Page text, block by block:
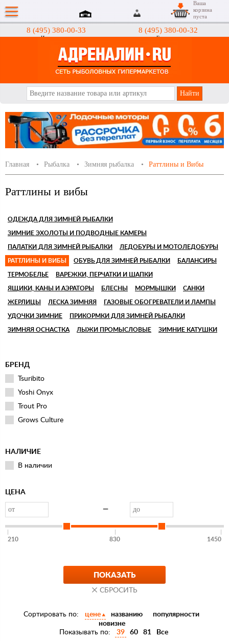
8 (495) 380-00-33
Интернет-магазин
8 (495) 380-00-32
Гипермаркеты
Ваша
корзина
пуста
Главная Рыбалка Зимняя рыбалка Раттлины и Вибы
Раттлины и вибы
ОДЕЖДА ДЛЯ ЗИМНЕЙ РЫБАЛКИ
ЗИМНИЕ ЭХОЛОТЫ И ПОДВОДНЫЕ КАМЕРЫ
ПАЛАТКИ ДЛЯ ЗИМНЕЙ РЫБАЛКИ ЛЕДОБУРЫ И МОТОЛЕДОБУРЫ
РАТТЛИНЫ И ВИБЫ ОБУВЬ ДЛЯ ЗИМНЕЙ РЫБАЛКИ БАЛАНСИРЫ
ТЕРМОБЕЛЬЕ ВАРЕЖКИ, ПЕРЧАТКИ И ШАПКИ
ЯЩИКИ, КАНЫ И АЭРАТОРЫ БЛЕСНЫ МОРМЫШКИ САНКИ
ЖЕРЛИЦЫ ЛЕСКА ЗИМНЯЯ ГАЗОВЫЕ ОБОГРЕВАТЕЛИ И ЛАМПЫ
УДОЧКИ ЗИМНИЕ ПРИКОРМКИ ДЛЯ ЗИМНЕЙ РЫБАЛКИ
ЗИМНЯЯ ОСНАСТКА ЛЫЖИ ПРОМЫСЛОВЫЕ ЗИМНИЕ КАТУШКИ
БРЕНД
Tsuribito
Yoshi Onyx
Trout Pro
Grows Culture
НАЛИЧИЕ
В наличии
ЦЕНА
—
210 830 1450
Сортировать по: цене названию
популярности
новизне
Показывать по:
39 60 81 Все